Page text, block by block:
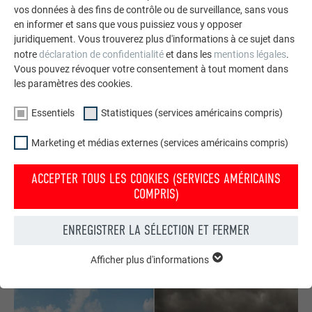
Commander gratuitement des prospectus PREFA
Toiture, façade, solaire, gouttières et protection contre les
crues – avec les produits PREFA en aluminium, votre maison
est non seulement jolie, mais aussi bien protégée !
COMMANDER GRATUITEMENT
vos données à des fins de contrôle ou de surveillance, sans vous
en informer et sans que vous puissiez vous y opposer
juridiquement. Vous trouverez plus d'informations à ce sujet dans
notredéclaration de confidentialitéet dans les mentions légales.
Vous pouvez révoquer votre consentement à tout moment dans
les paramètres des cookies.
Essentiels Statistiques (services américains compris)
Marketing et médias externes (services américains compris)
ACCEPTER TOUS LES COOKIES (SERVICES AMÉRICAINS
COMPRIS)
ENREGISTRER LA SÉLECTION ET FERMER
fonctions de base du site Internet. Ils garantissent que le site
Internet fonctionne correctement.
Afficher plus d'informations